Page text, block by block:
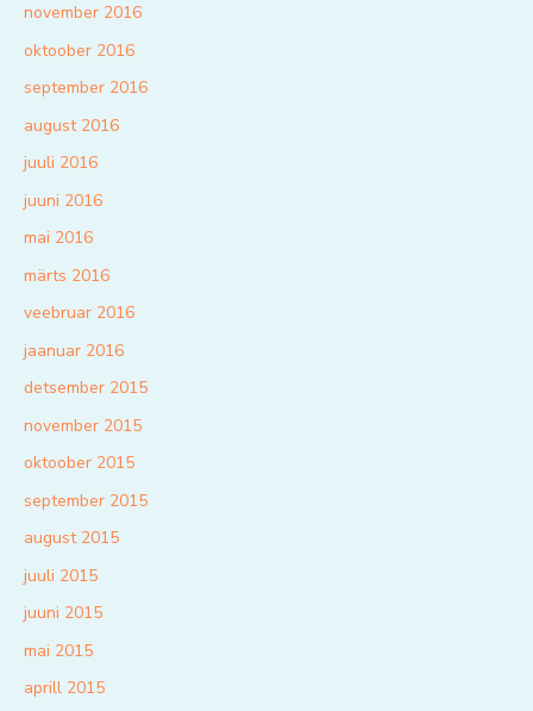
november 2016
oktoober 2016
september 2016
august 2016
juuli 2016
juuni 2016
mai 2016
märts 2016
veebruar 2016
jaanuar 2016
detsember 2015
november 2015
oktoober 2015
september 2015
august 2015
juuli 2015
juuni 2015
mai 2015
aprill 2015